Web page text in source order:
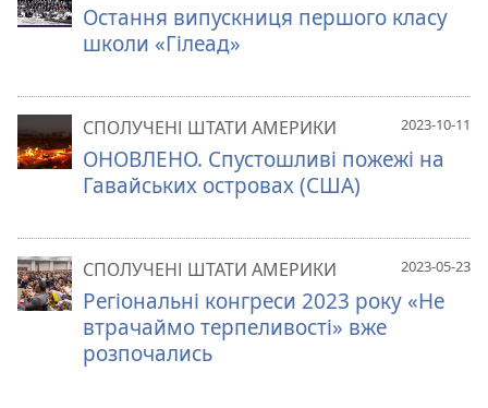
Остання випускниця першого класу
школи «Гілеад»
2023-10-11
СПОЛУЧЕНІ ШТАТИ АМЕРИКИ
ОНОВЛЕНО. Спустошливі пожежі на
Гавайських островах (США)
2023-05-23
СПОЛУЧЕНІ ШТАТИ АМЕРИКИ
Регіональні конгреси 2023 року «Не
втрачаймо терпеливості» вже
розпочались